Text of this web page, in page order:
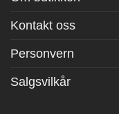
Kontakt oss
Personvern
Salgsvilkår